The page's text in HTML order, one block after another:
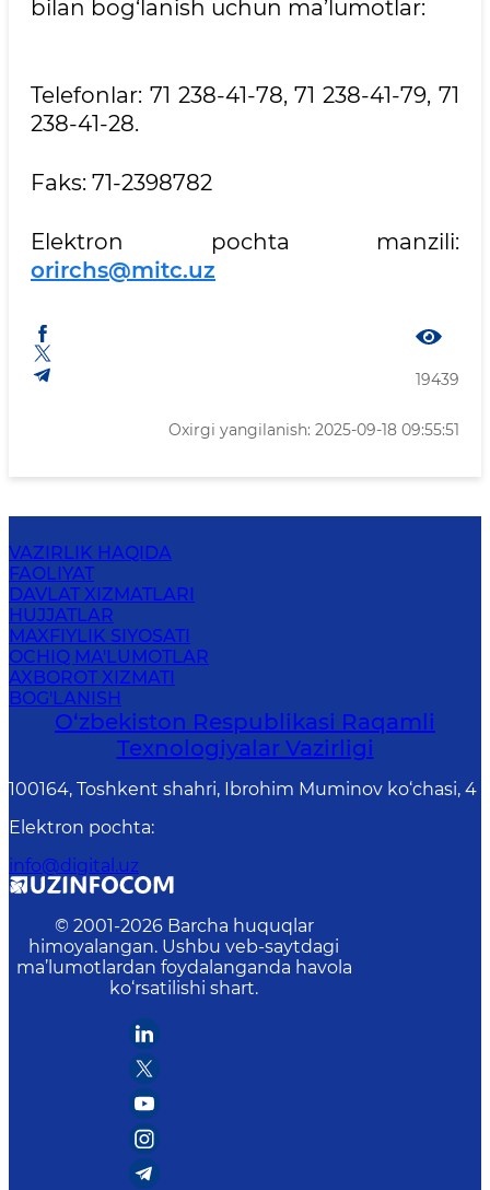
bilan bog‘lanish uchun ma’lumotlar:
Telefonlar: 71 238-41-78, 71 238-41-79, 71
238-41-28.
Faks: 71-2398782
Elektron pochta manzili:
orirchs@mitc.uz
19439
Oxirgi yangilanish: 2025-09-18 09:55:51
VAZIRLIK HAQIDA
FAOLIYAT
DAVLAT XIZMATLARI
HUJJATLAR
MAXFIYLIK SIYOSATI
OCHIQ MA'LUMOTLAR
AXBOROT XIZMATI
BOG'LANISH
O‘zbekiston Respublikasi Raqamli
Texnologiyalar Vazirligi
100164, Toshkent shahri, Ibrohim Muminov ko‘chasi, 4
Elektron pochta:
info@digital.uz
© 2001-2026 Barcha huquqlar
himoyalangan. Ushbu veb-saytdagi
ma’lumotlardan foydalanganda havola
ko‘rsatilishi shart.